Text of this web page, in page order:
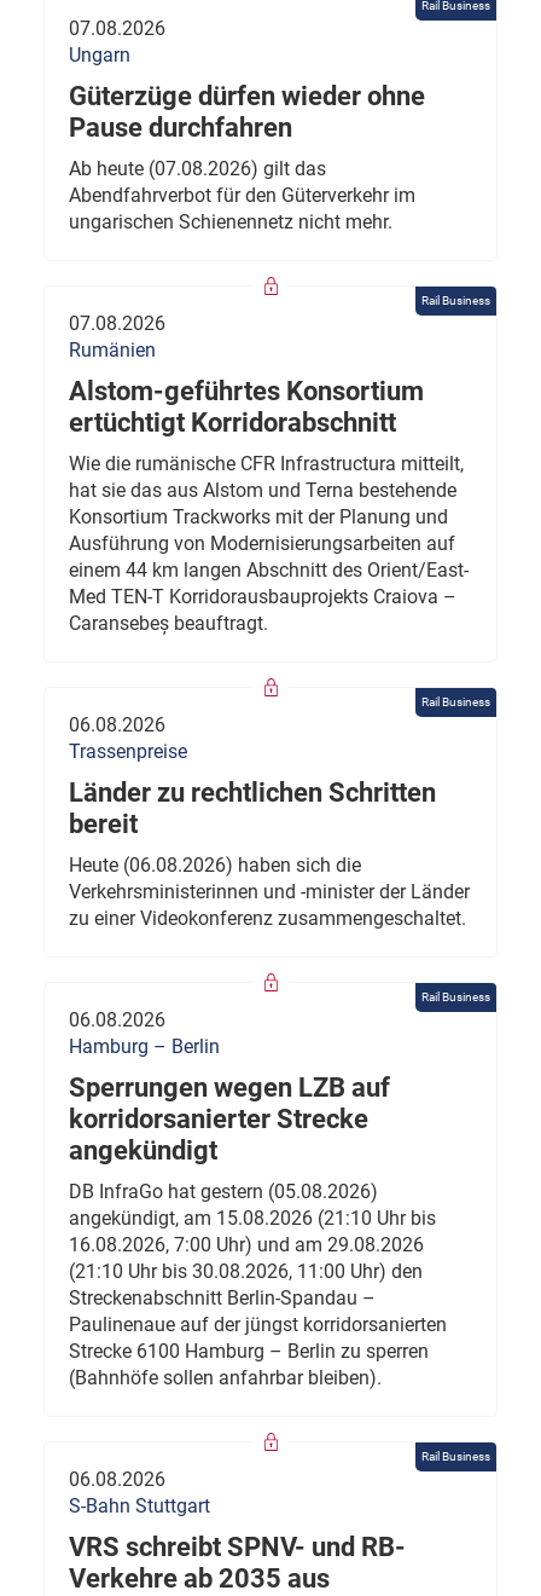
Rail Business
07.08.2026
Ungarn
Güterzüge dürfen wieder ohne
Pause durchfahren
Ab heute (07.08.2026) gilt das
Abendfahrverbot für den Güterverkehr im
ungarischen Schienennetz nicht mehr.
Rail Business
07.08.2026
Rumänien
Alstom-geführtes Konsortium
ertüchtigt Korridorabschnitt
Wie die rumänische CFR Infrastructura mitteilt,
hat sie das aus Alstom und Terna bestehende
Konsortium Trackworks mit der Planung und
Ausführung von Modernisierungsarbeiten auf
einem 44 km langen Abschnitt des Orient/East-
Med TEN-T Korridorausbauprojekts Craiova –
Caransebeș beauftragt.
Rail Business
06.08.2026
Trassenpreise
Länder zu rechtlichen Schritten
bereit
Heute (06.08.2026) haben sich die
Verkehrsministerinnen und -minister der Länder
zu einer Videokonferenz zusammengeschaltet.
Rail Business
06.08.2026
Hamburg – Berlin
Sperrungen wegen LZB auf
korridorsanierter Strecke
angekündigt
DB InfraGo hat gestern (05.08.2026)
angekündigt, am 15.08.2026 (21:10 Uhr bis
16.08.2026, 7:00 Uhr) und am 29.08.2026
(21:10 Uhr bis 30.08.2026, 11:00 Uhr) den
Streckenabschnitt Berlin-Spandau –
Paulinenaue auf der jüngst korridorsanierten
Strecke 6100 Hamburg – Berlin zu sperren
(Bahnhöfe sollen anfahrbar bleiben).
Rail Business
06.08.2026
S-Bahn Stuttgart
VRS schreibt SPNV- und RB-
Verkehre ab 2035 aus